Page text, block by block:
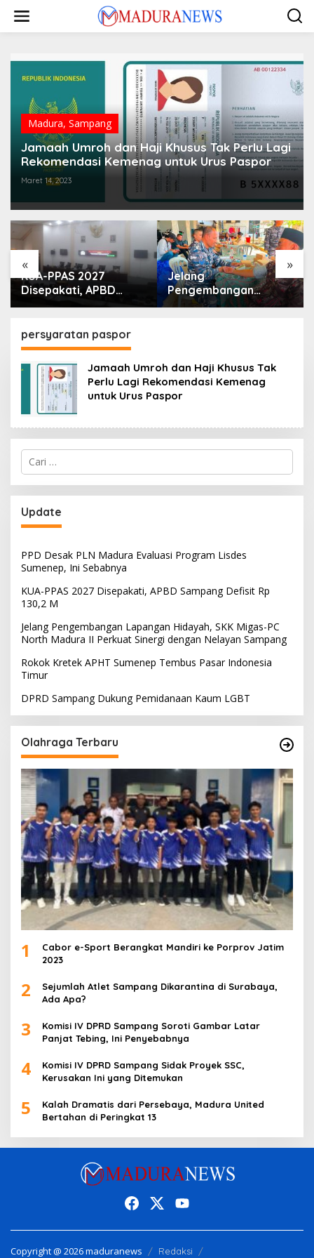
konten
Madura, Sampang
Jamaah Umroh dan Haji Khusus Tak Perlu Lagi
Rekomendasi Kemenag untuk Urus Paspor
Maret 14, 2023
« »
KUA-PPAS 2027
Disepakati, APBD
Sampang Defisit Rp
Jelang
Pengembangan
Lapangan Hidayah,
persyaratan paspor
Jamaah Umroh dan Haji Khusus Tak
Perlu Lagi Rekomendasi Kemenag
untuk Urus Paspor
Cari
untuk:
Update
PPD Desak PLN Madura Evaluasi Program Lisdes
Sumenep, Ini Sebabnya
KUA-PPAS 2027 Disepakati, APBD Sampang Defisit Rp
130,2 M
Jelang Pengembangan Lapangan Hidayah, SKK Migas-PC
North Madura II Perkuat Sinergi dengan Nelayan Sampang
Rokok Kretek APHT Sumenep Tembus Pasar Indonesia
Timur
DPRD Sampang Dukung Pemidanaan Kaum LGBT
Olahraga Terbaru
1
Cabor e-Sport Berangkat Mandiri ke Porprov Jatim
2023
2
Sejumlah Atlet Sampang Dikarantina di Surabaya,
Ada Apa?
3
Komisi IV DPRD Sampang Soroti Gambar Latar
Panjat Tebing, Ini Penyebabnya
4
Komisi IV DPRD Sampang Sidak Proyek SSC,
Kerusakan Ini yang Ditemukan
5
Kalah Dramatis dari Persebaya, Madura United
Bertahan di Peringkat 13
Copyright @ 2026 maduranews
Redaksi